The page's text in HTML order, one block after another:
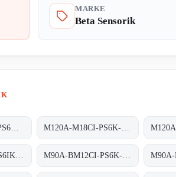
MARKE
Beta Sensorik